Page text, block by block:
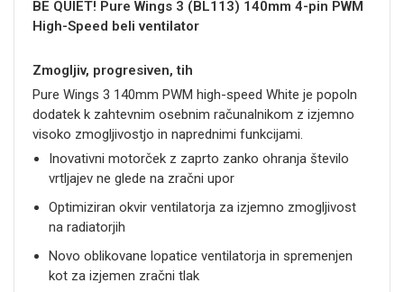
BE QUIET! Pure Wings 3 (BL113) 140mm 4-pin PWM
High-Speed beli ventilator
Zmogljiv, progresiven, tih
Pure Wings 3 140mm PWM high-speed White je popoln
dodatek k zahtevnim osebnim računalnikom z izjemno
visoko zmogljivostjo in naprednimi funkcijami.
Inovativni motorček z zaprto zanko ohranja število
vrtljajev ne glede na zračni upor
Optimiziran okvir ventilatorja za izjemno zmogljivost
na radiatorjih
Novo oblikovane lopatice ventilatorja in spremenjen
kot za izjemen zračni tlak